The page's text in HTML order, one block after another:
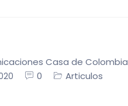
Casa de Colombia
0 Articulos